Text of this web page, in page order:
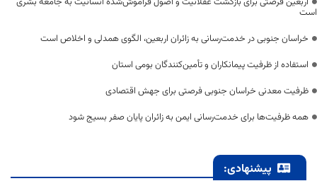
است
خراسان جنوبی در خدمت‌رسانی به زائران اربعین، الگوی همدلی و اخلاص است
استفاده از ظرفیت پیمانکاران و تأمین‌کنندگان بومی استان
ظرفیت معدنی خراسان جنوبی فرصتی برای جهش اقتصادی
همه ظرفیت‌ها برای خدمت‌رسانی ایمن به زائران پایان صفر بسیج شود
پیشنهادی: